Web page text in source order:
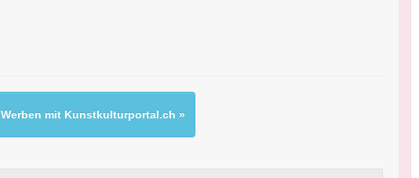
Werben mit Kunstkulturportal.ch »